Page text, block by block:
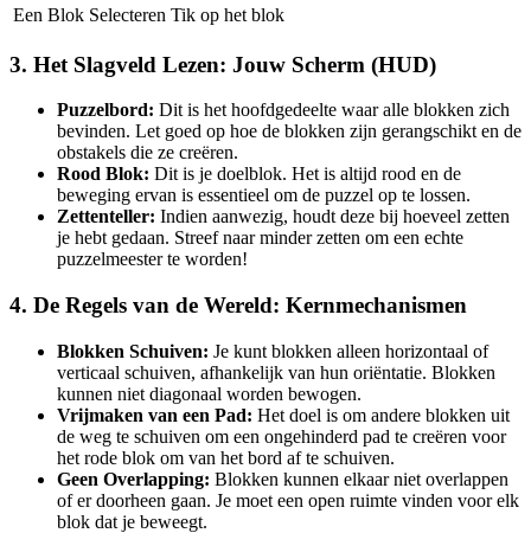
Een Blok Selecteren Tik op het blok
3. Het Slagveld Lezen: Jouw Scherm (HUD)
Puzzelbord: Dit is het hoofdgedeelte waar alle blokken zich
bevinden. Let goed op hoe de blokken zijn gerangschikt en de
obstakels die ze creëren.
Rood Blok: Dit is je doelblok. Het is altijd rood en de
beweging ervan is essentieel om de puzzel op te lossen.
Zettenteller: Indien aanwezig, houdt deze bij hoeveel zetten
je hebt gedaan. Streef naar minder zetten om een echte
puzzelmeester te worden!
4. De Regels van de Wereld: Kernmechanismen
Blokken Schuiven: Je kunt blokken alleen horizontaal of
verticaal schuiven, afhankelijk van hun oriëntatie. Blokken
kunnen niet diagonaal worden bewogen.
Vrijmaken van een Pad: Het doel is om andere blokken uit
de weg te schuiven om een ongehinderd pad te creëren voor
het rode blok om van het bord af te schuiven.
Geen Overlapping: Blokken kunnen elkaar niet overlappen
of er doorheen gaan. Je moet een open ruimte vinden voor elk
blok dat je beweegt.